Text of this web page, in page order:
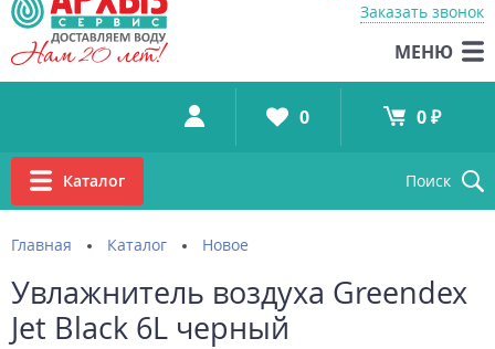
Заказать звонок
МЕНЮ
Каталог Поиск
0 0 ₽
Главная Каталог Новое
Увлажнитель воздуха Greendex
Jet Black 6L черный